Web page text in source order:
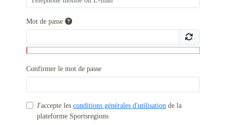
Mot de passe
Confirmer le mot de passe
J'accepte les conditions générales d'utilisation de la
plateforme Sportsregions